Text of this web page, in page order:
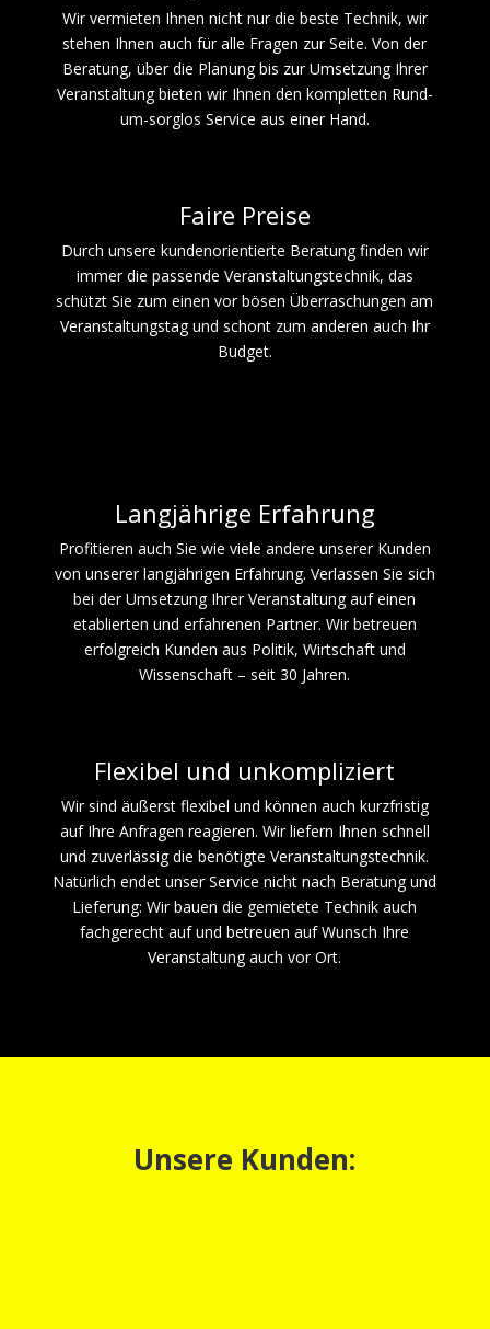
Wir vermieten Ihnen nicht nur die beste Technik, wir
stehen Ihnen auch für alle Fragen zur Seite. Von der
Beratung, über die Planung bis zur Umsetzung Ihrer
Veranstaltung bieten wir Ihnen den kompletten Rund-
um-sorglos Service aus einer Hand.
Faire Preise
Durch unsere kundenorientierte Beratung finden wir
immer die passende Veranstaltungstechnik, das
schützt Sie zum einen vor bösen Überraschungen am
Veranstaltungstag und schont zum anderen auch Ihr
Budget.
Langjährige Erfahrung
Profitieren auch Sie wie viele andere unserer Kunden
von unserer langjährigen Erfahrung. Verlassen Sie sich
bei der Umsetzung Ihrer Veranstaltung auf einen
etablierten und erfahrenen Partner. Wir betreuen
erfolgreich Kunden aus Politik, Wirtschaft und
Wissenschaft – seit 30 Jahren.
Flexibel und unkompliziert
Wir sind äußerst flexibel und können auch kurzfristig
auf Ihre Anfragen reagieren. Wir liefern Ihnen schnell
und zuverlässig die benötigte Veranstaltungstechnik.
Natürlich endet unser Service nicht nach Beratung und
Lieferung: Wir bauen die gemietete Technik auch
fachgerecht auf und betreuen auf Wunsch Ihre
Veranstaltung auch vor Ort.
Unsere Kunden: